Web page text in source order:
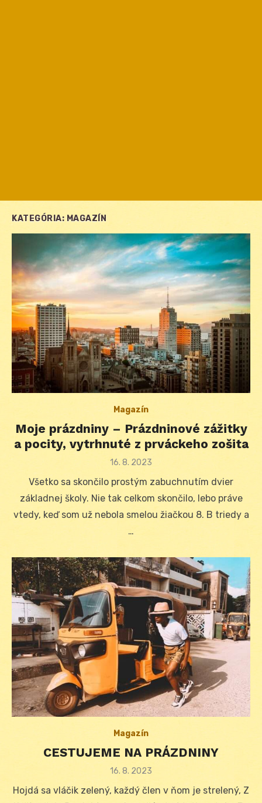
KATEGÓRIA: MAGAZÍN
Magazín
Moje prázdniny – Prázdninové zážitky
a pocity, vytrhnuté z prváckeho zošita
Posted
16. 8. 2023
Všetko sa skončilo prostým zabuchnutím dvier
základnej školy. Nie tak celkom skončilo, lebo práve
vtedy, keď som už nebola smelou žiačkou 8. B triedy a
…
Magazín
CESTUJEME NA PRÁZDNINY
Posted
16. 8. 2023
Hojdá sa vláčik zelený, každý člen v ňom je strelený, Z